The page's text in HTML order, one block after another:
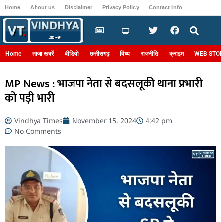
Home About us Disclaimer Privacy Policy Contact Info
Home ताजा खबरें वीडियो छत्तीसगढ़ विंध्य राजनीति क्राइम WEB
MP News : भाजपा नेता से बदसलूकी थाना प्रभारी
को पड़ी भारी
Vindhya Times November 15, 2024
4:42 pm
No Comments